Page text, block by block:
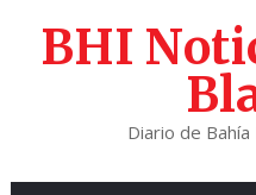
BHI
Diario de Bahía